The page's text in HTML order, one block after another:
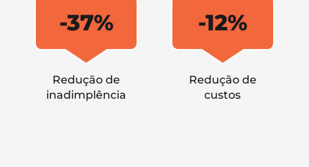
-37%
Redução de
inadimplência
-12%
Redução de
custos